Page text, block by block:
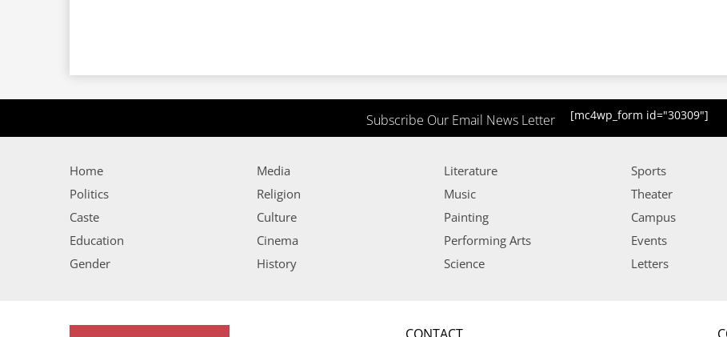
Subscribe Our Email News Letter [mc4wp_form id="30309"]
Home
Politics
Caste
Education
Gender
Media
Religion
Culture
Cinema
History
Literature
Music
Painting
Performing Arts
Science
Sports
Theater
Campus
Events
Letters